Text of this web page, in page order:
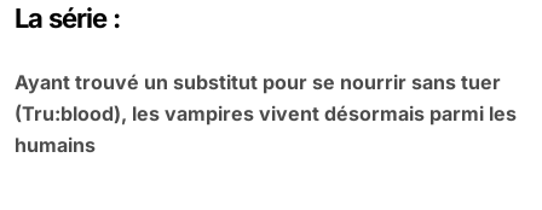
La série :
Ayant trouvé un substitut pour se nourrir sans tuer
(Tru:blood), les vampires vivent désormais parmi les
humains